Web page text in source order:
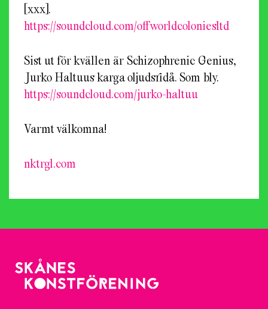
[xxx].
https://soundcloud.com/offworldcoloniesltd
Sist ut för kvällen är Schizophrenic Genius,
Jurko Haltuus karga oljudsridå. Som bly.
https://soundcloud.com/jurko-haltuu
Varmt välkomna!
nktrgl.com